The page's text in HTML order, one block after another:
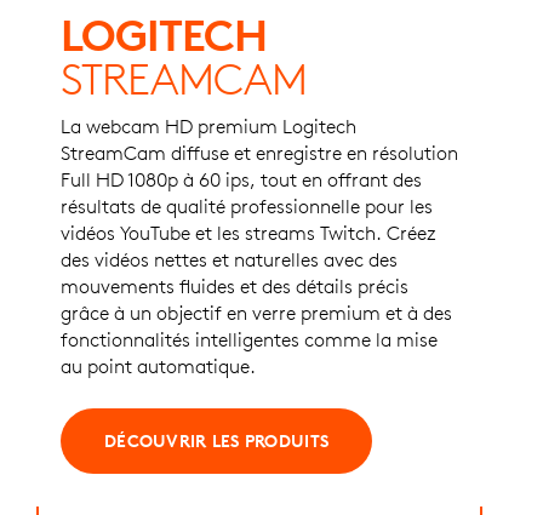
LOGITECH
STREAMCAM
La webcam HD premium Logitech
StreamCam diffuse et enregistre en résolution
Full HD 1080p à 60 ips, tout en offrant des
résultats de qualité professionnelle pour les
vidéos YouTube et les streams Twitch. Créez
des vidéos nettes et naturelles avec des
mouvements fluides et des détails précis
grâce à un objectif en verre premium et à des
fonctionnalités intelligentes comme la mise
au point automatique.
DÉCOUVRIR LES PRODUITS